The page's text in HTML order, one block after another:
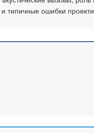
типичные ошибки